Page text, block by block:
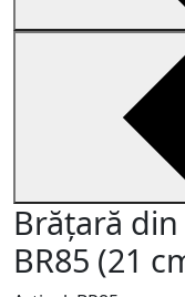
Brățară din
BR85 (21